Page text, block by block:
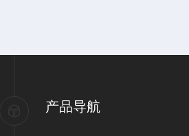
产品导航